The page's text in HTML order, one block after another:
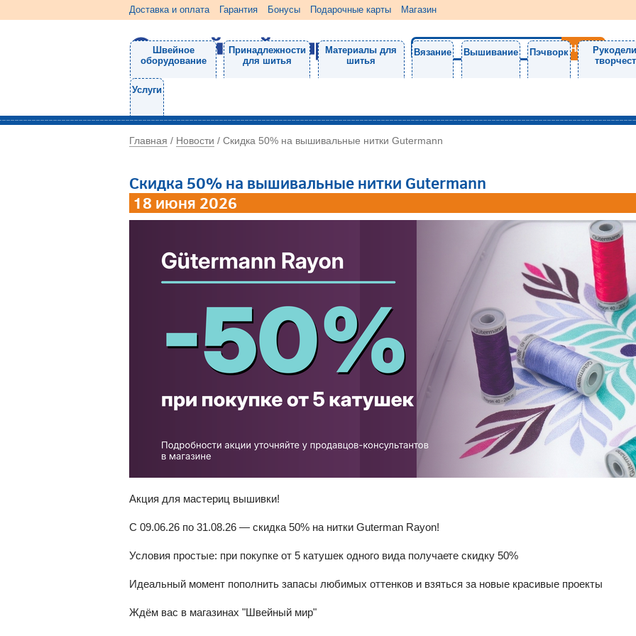
Доставка и оплата Гарантия Бонусы Подарочные карты Магазин
Швейное
оборудование
Принадлежности
для шитья
Материалы для
шитья
Вязание Вышивание Пэчворк
Услуги
Главная / Новости / Скидка 50% на вышивальные нитки Gutermann
Скидка 50% на вышивальные нитки Gutermann
18 июня 2026
Акция для мастериц вышивки!
С 09.06.26 по 31.08.26 — скидка 50% на нитки Guterman Rayon!
Условия простые: при покупке от 5 катушек одного вида получаете скидку 50%
Идеальный момент пополнить запасы любимых оттенков и взяться за новые красивые проекты
Ждём вас в магазинах "Швейный мир"